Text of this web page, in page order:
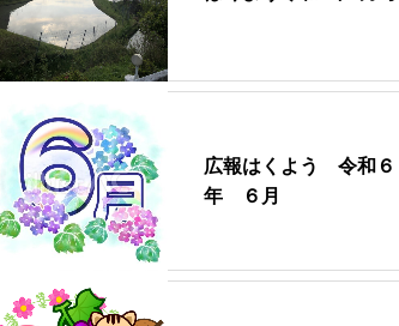
広報はくよう 令和６
年 ６月